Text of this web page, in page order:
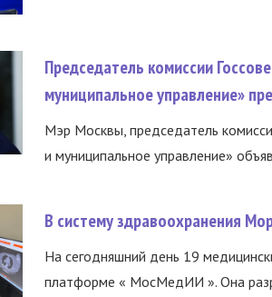
Председатель комиссии
муниципальное управление»
Мэр Москвы, председатель
и муниципальное управление»
В систему здравоохранения
На сегодняшний день 19
платформе « МосМедИИ ». Она